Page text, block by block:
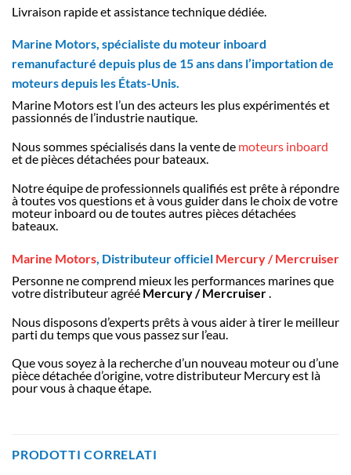
Livraison rapide et assistance technique dédiée.
Marine Motors, spécialiste du moteur inboard
remanufacturé depuis plus de 15 ans dans l’importation de
moteurs depuis les États-Unis.
Marine Motors est l’un des acteurs les plus expérimentés et
passionnés de l’industrie nautique.
Nous sommes spécialisés dans la vente de moteurs inboard
et de pièces détachées pour bateaux.
Notre équipe de professionnels qualifiés est prête à répondre
à toutes vos questions et à vous guider dans le choix de votre
moteur inboard ou de toutes autres pièces détachées
bateaux.
Marine Motors , Distributeur officiel Mercury / Mercruiser
Personne ne comprend mieux les performances marines que
votre distributeur agréé Mercury / Mercruiser
Nous disposons d’experts prêts à vous aider à tirer le meilleur
parti du temps que vous passez sur l’eau.
Que vous soyez à la recherche d’un nouveau moteur ou d’une
pièce détachée d’origine, votre distributeur Mercury est là
pour vous à chaque étape.
PRODOTTI CORRELATI